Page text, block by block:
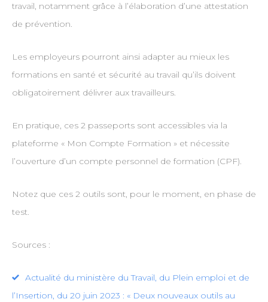
travail, notamment grâce à l’élaboration d’une attestation
de prévention.
Les employeurs pourront ainsi adapter au mieux les
formations en santé et sécurité au travail qu’ils doivent
obligatoirement délivrer aux travailleurs.
En pratique, ces 2 passeports sont accessibles via la
plateforme « Mon Compte Formation » et nécessite
l’ouverture d’un compte personnel de formation (CPF).
Notez que ces 2 outils sont, pour le moment, en phase de
test.
Sources :
Actualité du ministère du Travail, du Plein emploi et de
l’Insertion, du 20 juin 2023 : « Deux nouveaux outils au